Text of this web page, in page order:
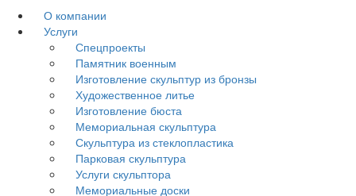
О компании
Услуги
Спецпроекты
Памятник военным
Изготовление скульптур из бронзы
Художественное литье
Изготовление бюста
Мемориальная скульптура
Скульптура из стеклопластика
Парковая скульптура
Услуги скульптора
Мемориальные доски